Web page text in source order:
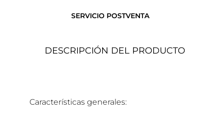
SERVICIO POSTVENTA
DESCRIPCIÓN DEL PRODUCTO
Características generales: